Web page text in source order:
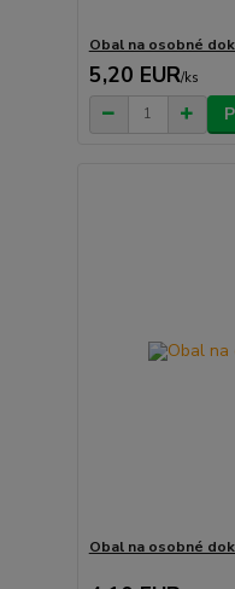
Obal na osobné
5,20 EUR/ks
Obal na osobné